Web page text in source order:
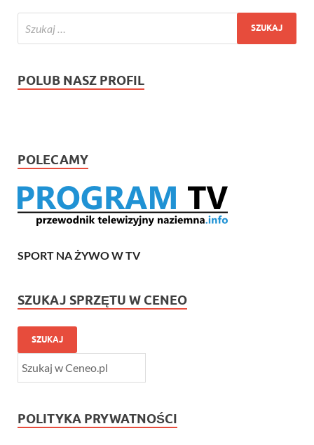
POLUB NASZ PROFIL
POLECAMY
SPORT NA ŻYWO W TV
SZUKAJ SPRZĘTU W CENEO
SZUKAJ
POLITYKA PRYWATNOŚCI